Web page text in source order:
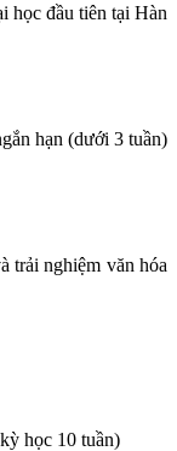
học đầu tiên tại Hàn
hạn (dưới 3 tuần)
trải nghiệm văn hóa
học 10 tuần)